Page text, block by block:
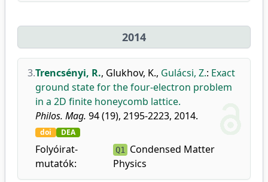
2014
3.Trencsényi, R., Glukhov, K., Gulácsi, Z.: Exact
ground state for the four-electron problem
in a 2D finite honeycomb lattice.
Philos. Mag. 94 (19), 2195-2223, 2014.
doi DEA
Folyóirat-
mutatók:
Q1 Condensed Matter
Physics